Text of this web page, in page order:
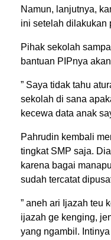
Namun, lanjutnya,
ini setelah dilakukan
Pihak sekolah
bantuan PIPnya
” Saya tidak tahu
sekolah di sana
kecewa data anak
Pahrudin kembali
tingkat SMP saja.
karena bagai
sudah tercatat
” aneh ari Ijazah teu
ijazah ge kenging,
yang ngambil.